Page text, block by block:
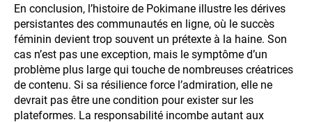
En conclusion, l’histoire de Pokimane illustre les dérives
persistantes des communautés en ligne, où le succès
féminin devient trop souvent un prétexte à la haine. Son
cas n’est pas une exception, mais le symptôme d’un
problème plus large qui touche de nombreuses créatrices
de contenu. Si sa résilience force l’admiration, elle ne
devrait pas être une condition pour exister sur les
plateformes. La responsabilité incombe autant aux